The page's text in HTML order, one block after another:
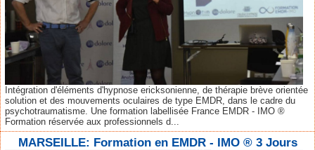
Intégration d'éléments d'hypnose ericksonienne, de thérapie brève orientée
solution et des mouvements oculaires de type EMDR, dans le cadre du
psychotraumatisme. Une formation labellisée France EMDR - IMO ®
Formation réservée aux professionnels d...
MARSEILLE: Formation en EMDR - IMO ® 3 Jours